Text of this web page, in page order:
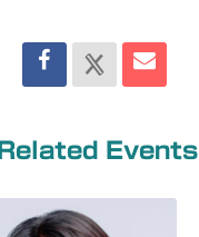
Related Events